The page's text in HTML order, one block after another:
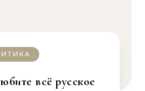
всё русское